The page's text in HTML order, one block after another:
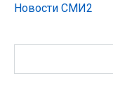
Новости СМИ2